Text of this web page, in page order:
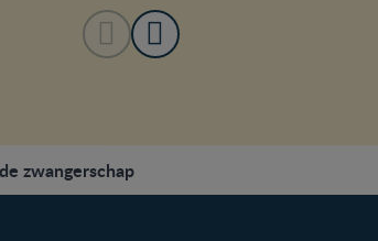
zwangerschap